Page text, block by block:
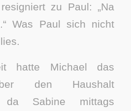
zu Paul: „Na
Was Paul sich nicht
hatte Michael das
den Haushalt
da Sabine mittags